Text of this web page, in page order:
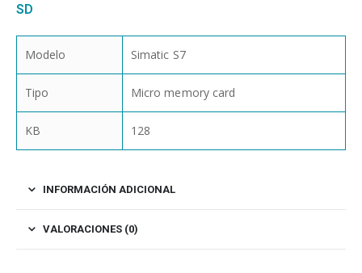
SD
Modelo Simatic S7
Tipo Micro memory card
KB 128
INFORMACIÓN ADICIONAL
VALORACIONES (0)